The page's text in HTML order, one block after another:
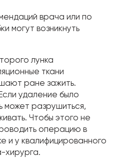
врача или по
могут возникнуть
лунка
ткани
ране зажить.
удаление было
может разрушиться,
Чтобы этого не
операцию в
и у квалифицированного
хирурга.